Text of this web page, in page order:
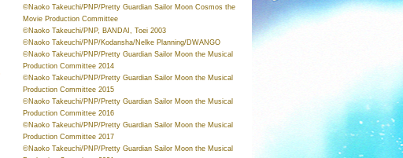
©Naoko Takeuchi/PNP/Pretty Guardian Sailor Moon Cosmos the
Movie Production Committee
©Naoko Takeuchi/PNP, BANDAI, Toei 2003
©Naoko Takeuchi/PNP/Kodansha/Nelke Planning/DWANGO
©Naoko Takeuchi/PNP/Pretty Guardian Sailor Moon the Musical
Production Committee 2014
©Naoko Takeuchi/PNP/Pretty Guardian Sailor Moon the Musical
Production Committee 2015
©Naoko Takeuchi/PNP/Pretty Guardian Sailor Moon the Musical
Production Committee 2016
©Naoko Takeuchi/PNP/Pretty Guardian Sailor Moon the Musical
Production Committee 2017
©Naoko Takeuchi/PNP/Pretty Guardian Sailor Moon the Musical